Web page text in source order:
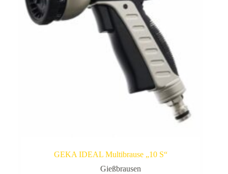
GEKA IDEAL Multibrause „10 S“
Gießbrausen